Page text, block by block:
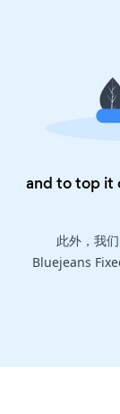
and to top it
此外，我
Bluejeans